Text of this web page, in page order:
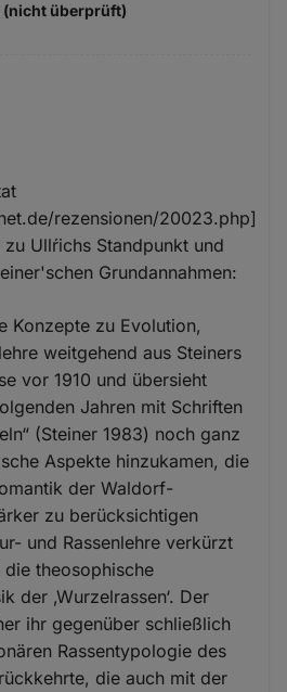
(nicht überprüft)
rezensionen/20023.php]
zu Ullŕichs Standpunkt und
Grundannahmen:
Konzepte zu Evolution,
weitgehend aus Steiners
vor 1910 und übersieht
Jahren mit Schriften
(Steiner 1983) noch ganz
Aspekte hinzukamen, die
der Waldorf-
zu berücksichtigen
und Rassenlehre verkürzt
theosophische
der ‚Wurzelrassen‘. Der
ihr gegenüber schließlich
Rassentypologie des
die auch mit der